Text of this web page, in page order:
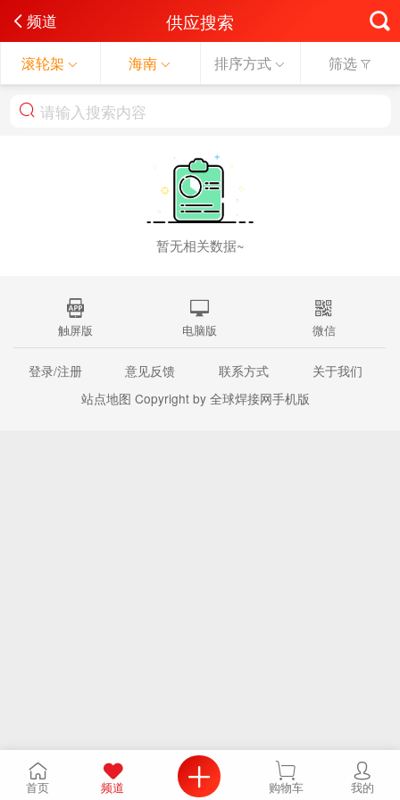
频道 供应搜索
滚轮架 海南 排序方式 筛选
暂无相关数据~
触屏版 电脑版 微信
登录/注册 意见反馈 联系方式
关于我们
站点地图 Copyright by 全球焊接网手机版
首页 频道 购物车 我的